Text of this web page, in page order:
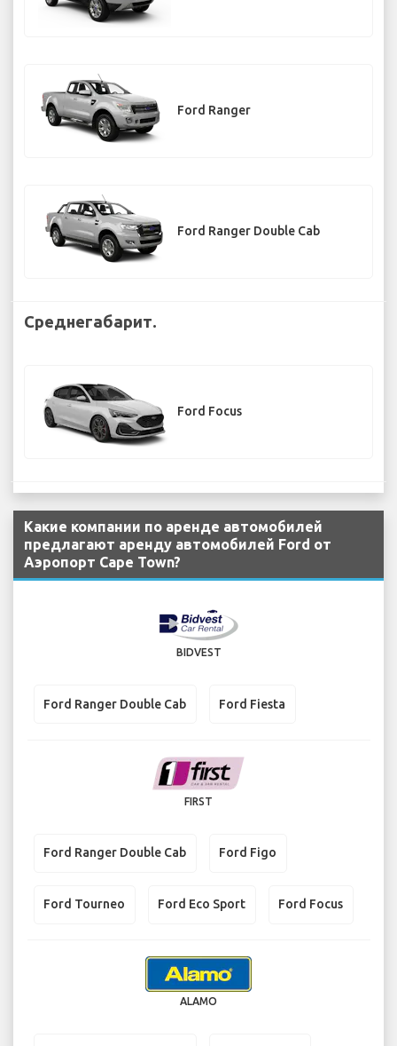
Ford Ranger
Ford Ranger Double Cab
Среднегабарит.
Ford Focus
Какие компании по аренде автомобилей
предлагают аренду автомобилей Ford от
Аэропорт Cape Town?
BIDVEST
Ford Ranger Double Cab Ford Fiesta
FIRST
Ford Ranger Double Cab Ford Figo
Ford Tourneo Ford Eco Sport Ford Focus
ALAMO